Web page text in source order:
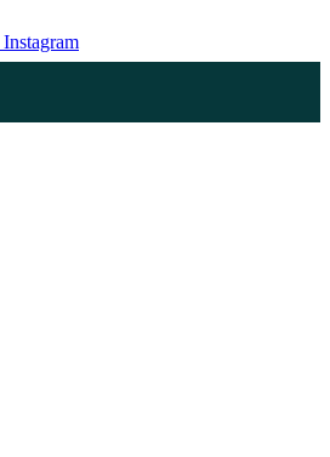
Instagram